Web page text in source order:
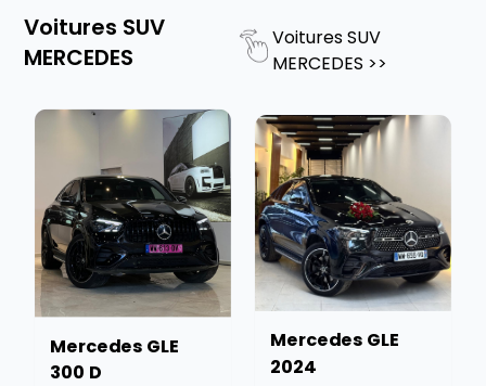
Voitures SUV
MERCEDES
Voitures SUV
MERCEDES >>
Mercedes GLE
300 D
Mercedes GLE
2024